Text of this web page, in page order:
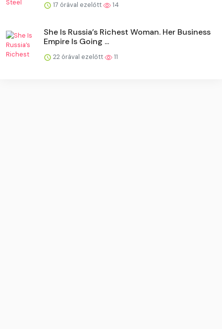
17 órával ezelőtt 14
She Is Russia’s Richest Woman. Her Business
Empire Is Going ...
22 órával ezelőtt 11